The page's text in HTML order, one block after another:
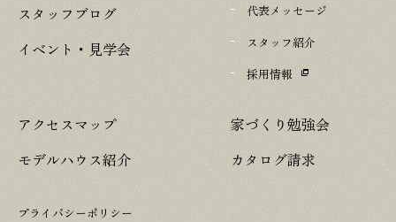
スタッフブログ
イベント・見学会
代表メッセージ
スタッフ紹介
採用情報
アクセスマップ
モデルハウス紹介
家づくり勉強会
カタログ請求
プライバシーポリシー